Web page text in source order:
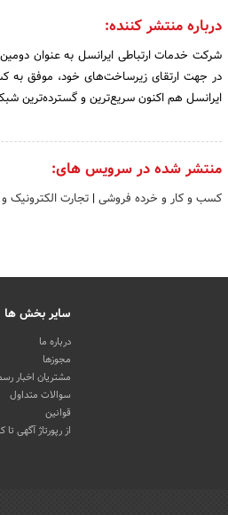
درباره منتشر کننده:
شرکت خدمات ارتباطی ایرانسل به عنوان
در جهت ارتقای زیرساخت‌های خود، موفق به
ایرانسل هم اکنون سریع‌ترین و گسترده‌ترین
منتشر شده در سرویس های:
کسب و کار و خرده فروشی | تجارت الکترونیک
سایر بخش ها
درباره ما
مجوزها
مشتریان اخبار
سوالات متداول
قوانین
از رپورتاژ آگهی